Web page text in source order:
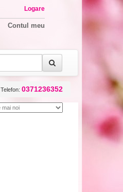
Logare
Contul meu
Telefon: 0371236352